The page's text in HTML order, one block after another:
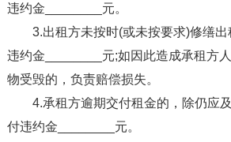
违约金________元。
3.出租方未按时(或未按要求)修缮
违约金________元;如因此造成承租方
物受毁的，负责赔偿损失。
4.承租方逾期交付租金的，除仍应
付违约金________元。